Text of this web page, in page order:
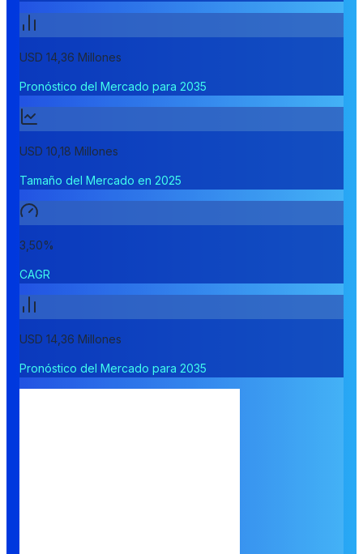
USD 14,36 Millones
Pronóstico del Mercado para 2035
USD 10,18 Millones
Tamaño del Mercado en 2025
3,50%
CAGR
USD 14,36 Millones
Pronóstico del Mercado para 2035